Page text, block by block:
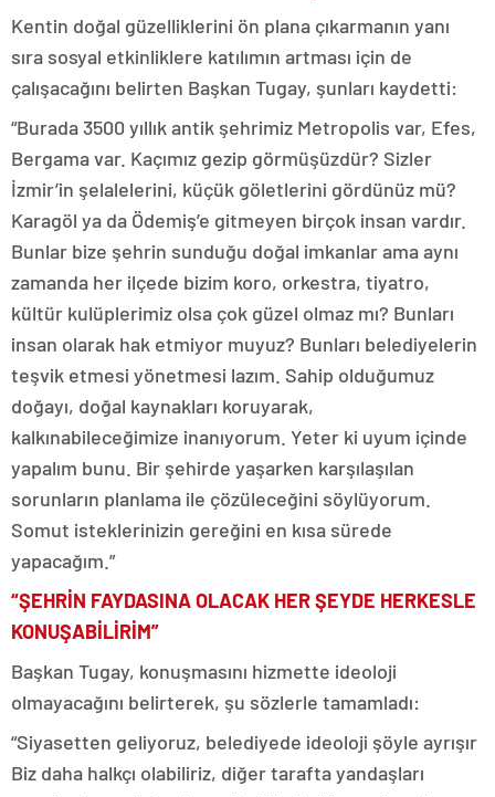
Kentin doğal güzelliklerini ön plana çıkarmanın yanı
sıra sosyal etkinliklere katılımın artması için de
çalışacağını belirten Başkan Tugay, şunları kaydetti:
“Burada 3500 yıllık antik şehrimiz Metropolis var, Efes,
Bergama var. Kaçımız gezip görmüşüzdür? Sizler
İzmir’in şelalelerini, küçük göletlerini gördünüz mü?
Karagöl ya da Ödemiş’e gitmeyen birçok insan vardır.
Bunlar bize şehrin sunduğu doğal imkanlar ama aynı
zamanda her ilçede bizim koro, orkestra, tiyatro,
kültür kulüplerimiz olsa çok güzel olmaz mı? Bunları
insan olarak hak etmiyor muyuz? Bunları belediyelerin
teşvik etmesi yönetmesi lazım. Sahip olduğumuz
doğayı, doğal kaynakları koruyarak,
kalkınabileceğimize inanıyorum. Yeter ki uyum içinde
yapalım bunu. Bir şehirde yaşarken karşılaşılan
sorunların planlama ile çözüleceğini söylüyorum.
Somut isteklerinizin gereğini en kısa sürede
yapacağım.”
“ŞEHRİN FAYDASINA OLACAK HER ŞEYDE HERKESLE
KONUŞABİLİRİM”
Başkan Tugay, konuşmasını hizmette ideoloji
olmayacağını belirterek, şu sözlerle tamamladı:
“Siyasetten geliyoruz, belediyede ideoloji şöyle ayrışır
Biz daha halkçı olabiliriz, diğer tarafta yandaşları